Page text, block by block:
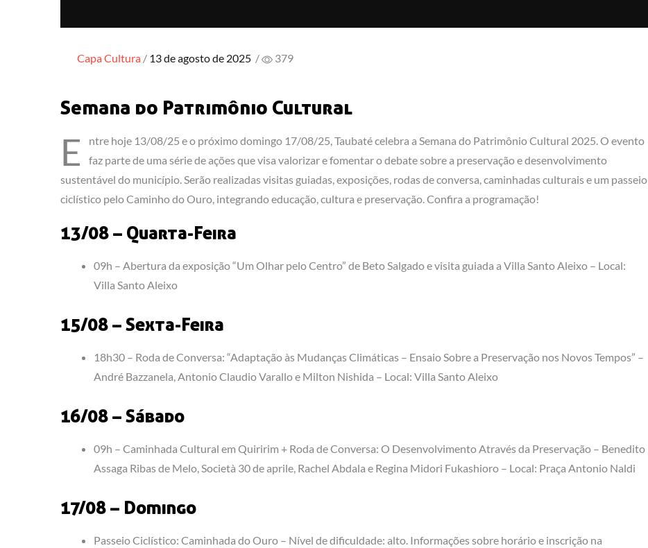
CapaCultura Posted
13 de agosto de 2025 / 379
Semana do Patrimônio Cultural
E
ntre hoje 13/08/25 e o próximo domingo 17/08/25, Taubaté celebra a Semana do Patrimônio Cultural 2025. O evento
faz parte de uma série de ações que visa valorizar e fomentar o debate sobre a preservação e desenvolvimento
sustentável do município. Serão realizadas visitas guiadas, exposições, rodas de conversa, caminhadas culturais e um passeio
ciclístico pelo Caminho do Ouro, integrando educação, cultura e preservação. Confira a programação!
13/08 – Quarta-Feira
09h – Abertura da exposição “Um Olhar pelo Centro” de Beto Salgado e visita guiada a Villa Santo Aleixo – Local:
Villa Santo Aleixo
15/08 – Sexta-Feira
18h30 – Roda de Conversa: “Adaptação às Mudanças Climáticas – Ensaio Sobre a Preservação nos Novos Tempos” –
André Bazzanela, Antonio Claudio Varallo e Milton Nishida – Local: Villa Santo Aleixo
16/08 – Sábado
09h – Caminhada Cultural em Quiririm + Roda de Conversa: O Desenvolvimento Através da Preservação – Benedito
Assaga Ribas de Melo, Società 30 de aprile, Rachel Abdala e Regina Midori Fukashioro – Local: Praça Antonio Naldi
17/08 – Domingo
Passeio Ciclístico: Caminhada do Ouro – Nível de dificuldade: alto. Informações sobre horário e inscrição na